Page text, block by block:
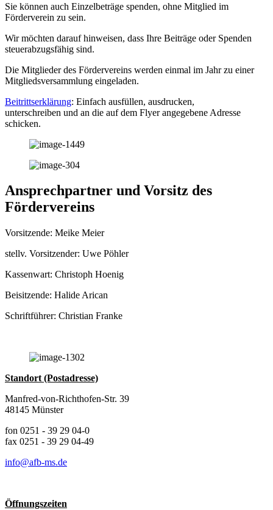
Sie können auch Einzelbeträge spenden, ohne Mitglied im
Förderverein zu sein.
Wir möchten darauf hinweisen, dass Ihre Beiträge oder Spenden
steuerabzugsfähig sind.
Die Mitglieder des Fördervereins werden einmal im Jahr zu einer
Mitgliedsversammlung eingeladen.
Beitrittserklärung: Einfach ausfüllen, ausdrucken,
unterschreiben und an die auf dem Flyer angegebene Adresse
schicken.
Ansprechpartner und Vorsitz des
Fördervereins
Vorsitzende: Meike Meier
stellv. Vorsitzender: Uwe Pöhler
Kassenwart: Christoph Hoenig
Beisitzende: Halide Arican
Schriftführer: Christian Franke
Standort (Postadresse)
Manfred-von-Richthofen-Str. 39
48145 Münster
fon 0251 - 39 29 04-0
fax 0251 - 39 29 04-49
info@afb-ms.de
Öffnungszeiten